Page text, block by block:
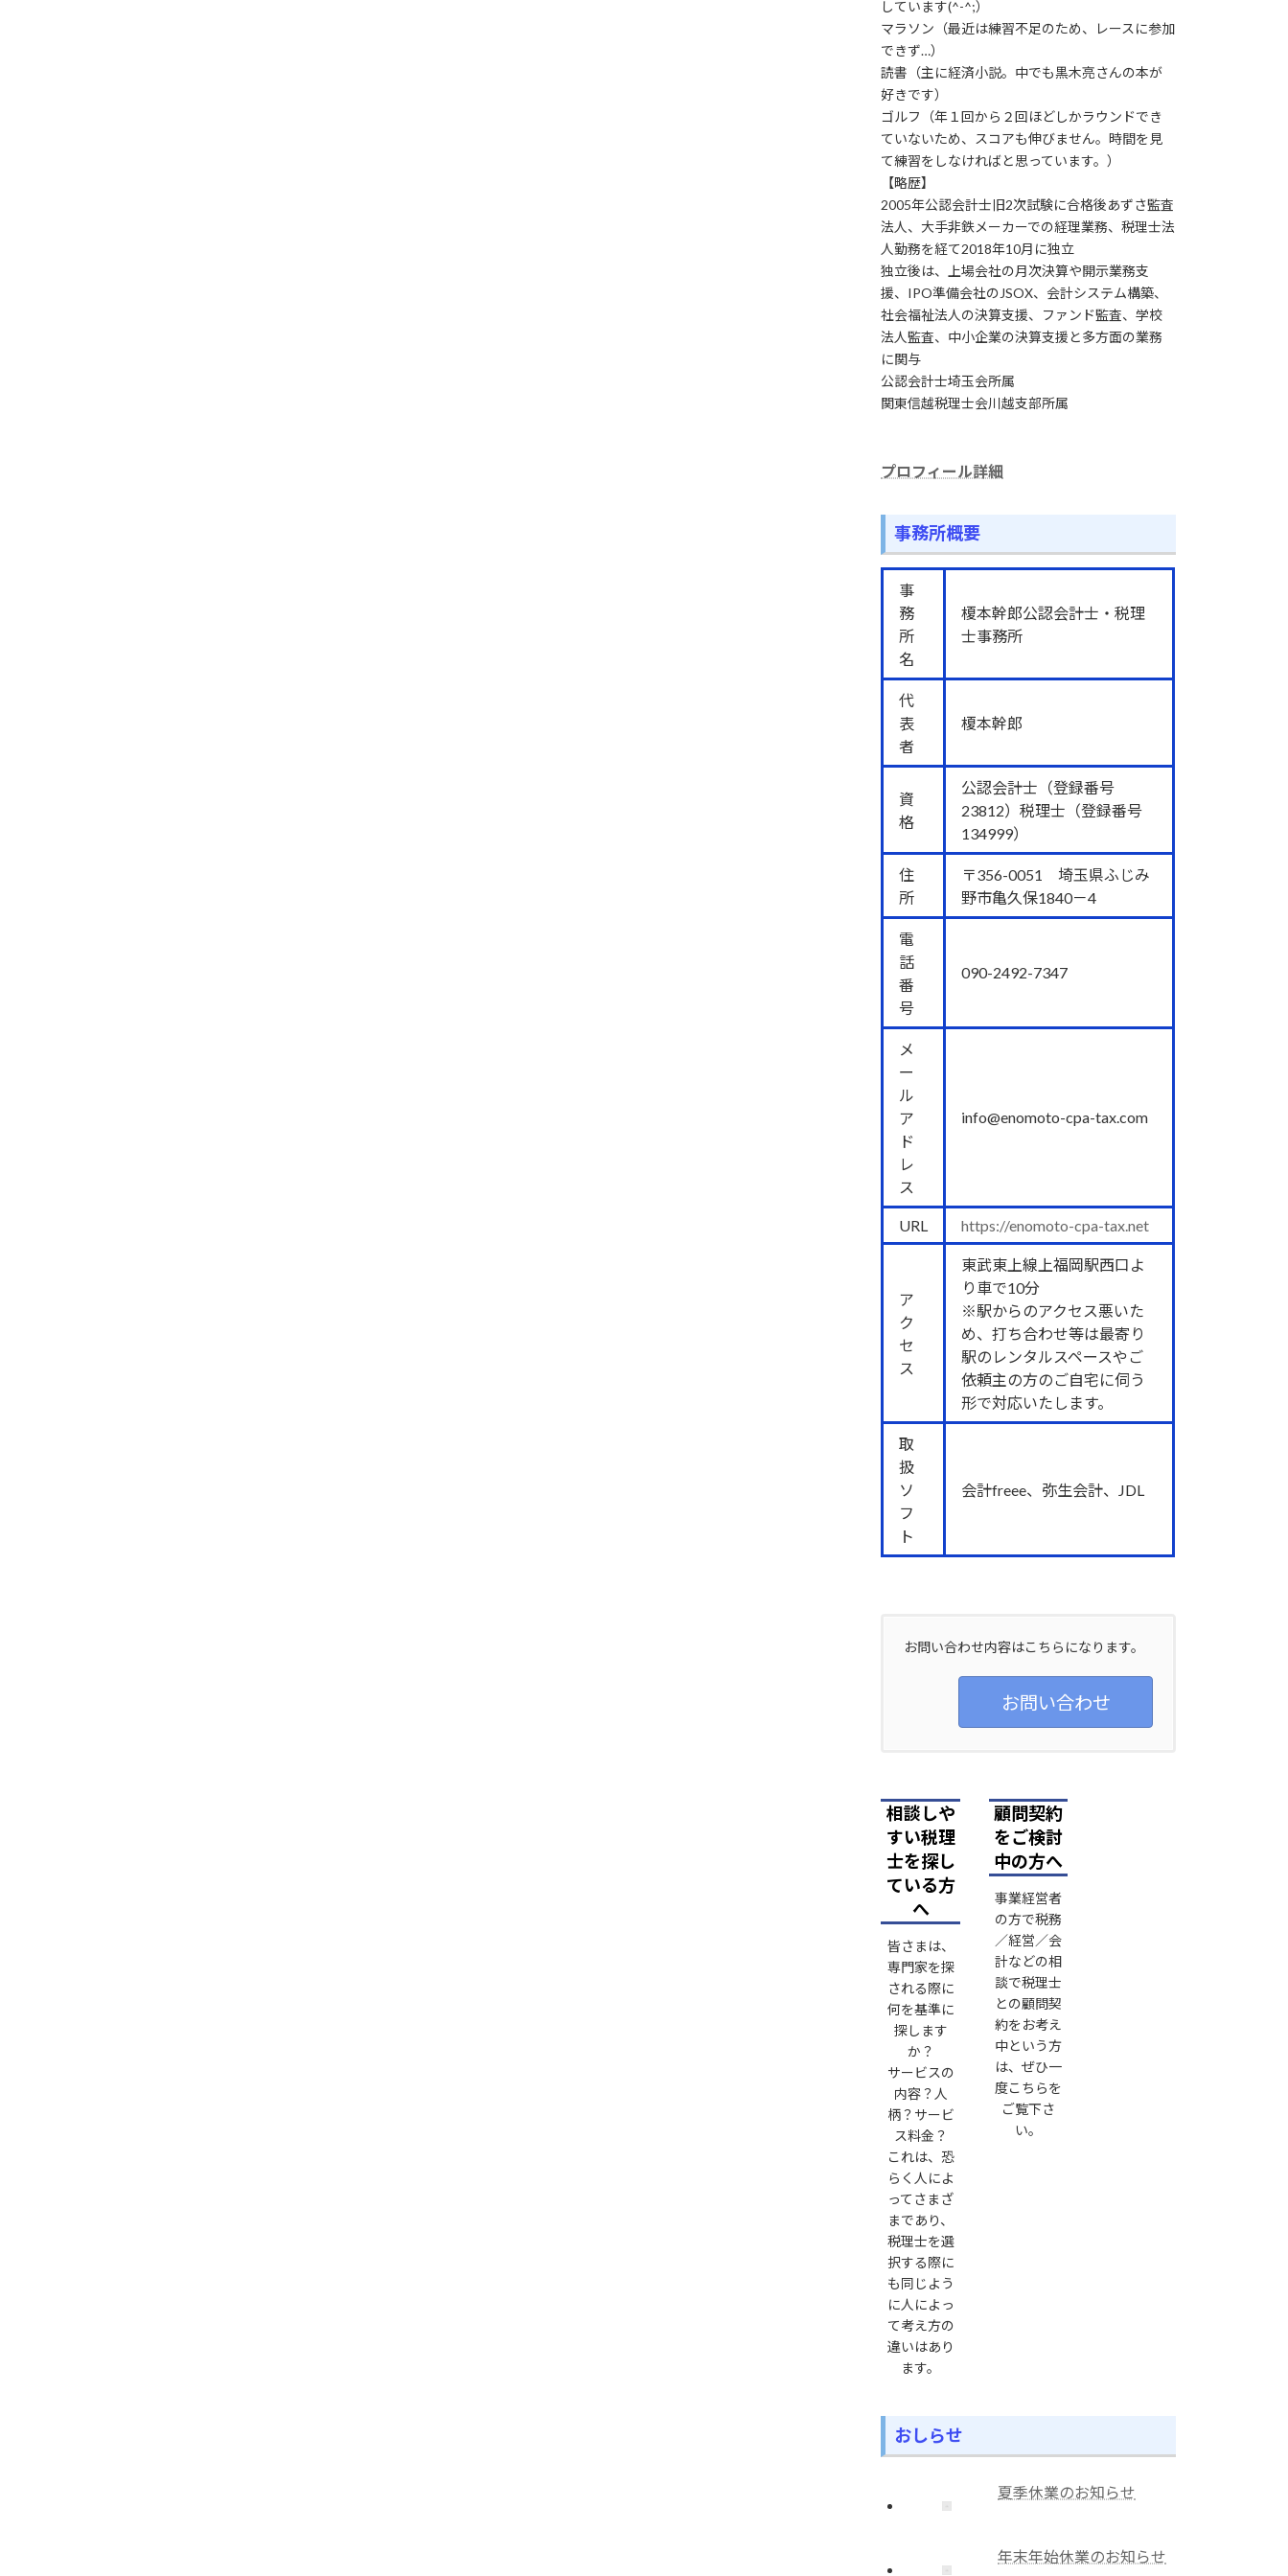
しています(^-^;）
マラソン（最近は練習不足のため、レースに参加
できず…）
読書（主に経済小説。中でも黒木亮さんの本が
好きです）
ゴルフ（年１回から２回ほどしかラウンドでき
ていないため、スコアも伸びません。時間を見
て練習をしなければと思っています。）
【略歴】
2005年公認会計士旧2次試験に合格後あずさ監査
法人、大手非鉄メーカーでの経理業務、税理士法
人勤務を経て2018年10月に独立
独立後は、上場会社の月次決算や開示業務支
援、IPO準備会社のJSOX、会計システム構築、
社会福祉法人の決算支援、ファンド監査、学校
法人監査、中小企業の決算支援と多方面の業務
に関与
公認会計士埼玉会所属
関東信越税理士会川越支部所属
プロフィール詳細
事務所概要
事
務
所
名
榎本幹郎公認会計士・税理
士事務所
代
表
者
榎本幹郎
資
格
公認会計士（登録番号
23812）税理士（登録番号
134999）
住
所
〒356-0051 埼玉県ふじみ
野市亀久保1840－4
電
話
番
号
090-2492-7347
メ
ー
ル
ア
ド
レ
ス
info@enomoto-cpa-tax.com
URL https://enomoto-cpa-tax.net
ア
ク
セ
ス
東武東上線上福岡駅西口よ
り車で10分
※駅からのアクセス悪いた
め、打ち合わせ等は最寄り
駅のレンタルスペースやご
依頼主の方のご自宅に伺う
形で対応いたします。
取
扱
ソ
フ
ト
会計freee、弥生会計、JDL
お問い合わせ内容はこちらになります。
お問い合わせ
相談しや
すい税理
士を探し
ている方
へ
皆さまは、
専門家を探
される際に
何を基準に
探します
か？
サービスの
内容？人
柄？サービ
ス料金？
これは、恐
らく人によ
ってさまざ
まであり、
税理士を選
択する際に
も同じよう
に人によっ
て考え方の
違いはあり
ます。
顧問契約
をご検討
中の方へ
事業経営者
の方で税務
／経営／会
計などの相
談で税理士
との顧問契
約をお考え
中という方
は、ぜひ一
度こちらを
ご覧下さ
い。
おしらせ
夏季休業のお知らせ
年末年始休業のお知らせ